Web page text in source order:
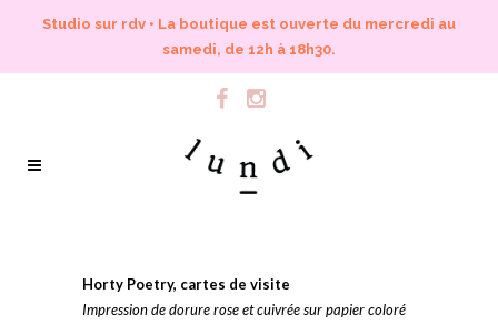
Studio sur rdv • La boutique est ouverte du mercredi au
samedi, de 12h à 18h30.
Horty Poetry, cartes de visite
Impression de dorure rose et cuivrée sur papier coloré